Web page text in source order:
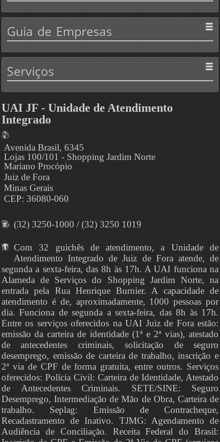
Guia de Empresas
Serviços
UAI JF - Unidade de Atendimento
Integrado
Avenida Brasil, 6345
Lojas 100/101 - Shopping Jardim Norte
Mariano Procópio
Juiz de Fora
Minas Gerais
CEP: 36080-060
(32) 3250-1000 / (32) 3250 1019
Com 32 guichês de atendimento, a Unidade de
Atendimento Integrado de Juiz de Fora atende, de
segunda a sexta-feira, das 8h às 17h. A UAI funciona na
Alameda de Serviços do Shopping Jardim Norte, na
entrada pela Rua Henrique Burnier. A capacidade de
atendimento é de, aproximadamente, 1000 pessoas por
dia. Funciona de segunda a sexta-feira, das 8h às 17h.
Entre os serviços oferecidos na UAI Juiz de Fora estão:
emissão da carteira de identidade (1ª e 2ª vias), atestado
de antecedentes criminais, solicitação de seguro
desemprego, emissão de carteira de trabalho, inscrição e
2ª via de CPF de forma gratuita, entre outros. Serviços
oferecidos: Polícia Civil: Carteira de Identidade, Atestado
de Antecedentes Criminais. SETE/SINE: Seguro
Desemprego, Intermediação de Mão de Obra, Carteira de
trabalho. Seplag: Emissão de Contracheque,
Recadastramento de Inativo. TJMG: Agendamento de
Audiência de Conciliação. Receita Federal do Brasil: